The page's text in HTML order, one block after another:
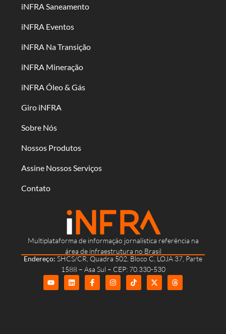
Multiplataforma de informação jornalística referência na
área de infraestrutura no Brasil
Endereço: SHCS/CR, Quadra 502, Bloco C, LOJA 37, Parte
1588 – Asa Sul – CEP: 70.330-530
iNFRA Saneamento
iNFRA Eventos
iNFRA Na Transição
iNFRA Mineração
iNFRA Óleo & Gás
Giro iNFRA
Sobre Nós
Nossos Produtos
Assine Nossos Serviços
Contato